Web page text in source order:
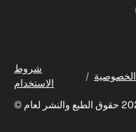
شروط
الاستخدام
الخصوصية
© لشركة 2026 حقوق الطبع والنشر لعام HP Development Company,